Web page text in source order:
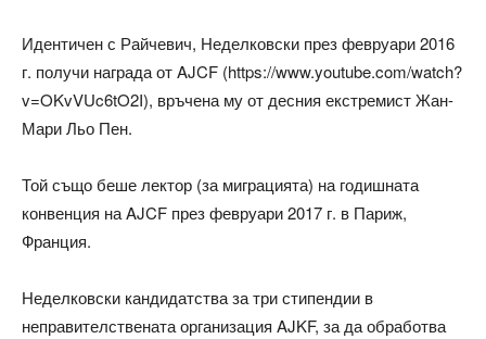
Идентичен с Райчевич, Неделковски през февруари 2016
г. получи награда от AJCF (https://www.youtube.com/watch?
v=OKvVUc6tO2I), връчена му от десния екстремист Жан-
Мари Льо Пен.
Той също беше лектор (за миграцията) на годишната
конвенция на AJCF през февруари 2017 г. в Париж,
Франция.
Неделковски кандидатства за три стипендии в
неправителствената организация AJKF, за да обработва